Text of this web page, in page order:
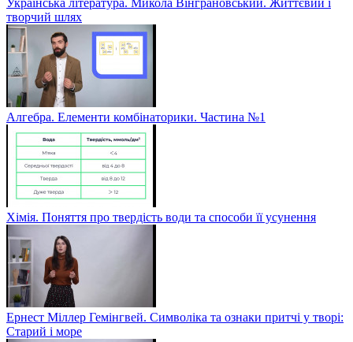
творчий шлях
Алгебра. Елементи комбінаторики. Частина №1
Хімія. Поняття про твердість води та способи її усунення
Ернест Міллер Гемінгвей. Символіка та ознаки притчі у творі:
Старий і море